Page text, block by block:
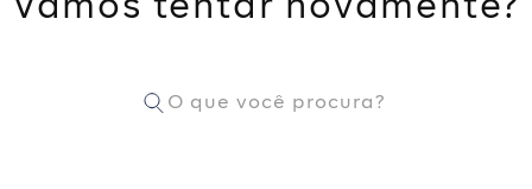
Vamos tentar novamente?